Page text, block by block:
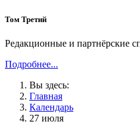
Том Третий
Редакционные и партнёрские
Подробнее...
Вы здесь:
Главная
Календарь
27 июля